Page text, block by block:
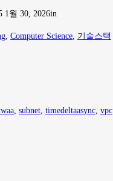
1월 30, 2026in
Computer Science 기술스택
subnet timedeltaasync vpc